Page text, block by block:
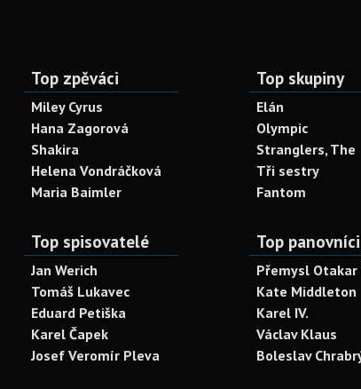
Top zpěváci
Miley Cyrus
Hana Zagorová
Shakira
Helena Vondráčková
Maria Baimler
Top skupiny
Elán
Olympic
Stranglers, The
Tři sestry
Fantom
Top spisovatelé
Jan Werich
Tomáš Lukavec
Eduard Petiška
Karel Čapek
Josef Veromír Pleva
Top panovníci
Přemysl Otakar
Kate Middleton
Karel IV.
Václav Klaus
Boleslav